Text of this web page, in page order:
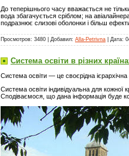
До теперішнього часу вважається не
вода збагачується сріблом; на
подразнює слизові оболонки і більш
Просмотров: 3480 | Добавил: Alla-Petrivna | Дата:
Система освіти в різних
Система освіти — це своєрідна
Система освіти індивідуальна для кожної
Сподіваємося, що дана інформація буде